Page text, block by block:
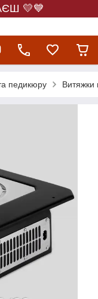
💛💙
педикюру Витяжки